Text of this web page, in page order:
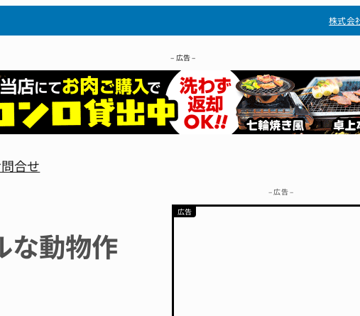
株式会
– 広告 –
合せ
動物作
– 広告 –